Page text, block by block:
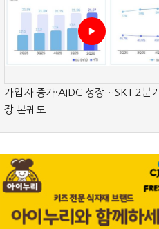
가입자 증가·AIDC 성장…SKT 2분
장 본궤도